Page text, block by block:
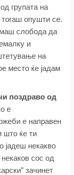
групата на
опушти се.
слобода да
и
на
место ќе јадам
поздраво од
е
е направен
што ќе ти
јадеш некакво
сос од
зачинет